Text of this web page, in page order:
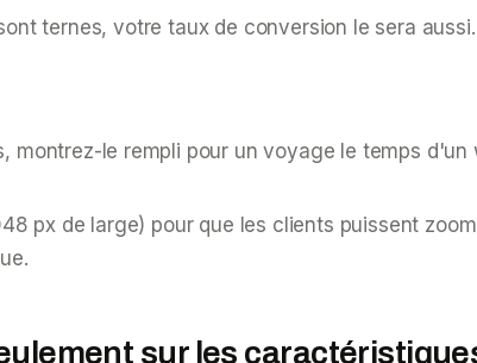
ternes, votre taux de conversion le sera aussi.
montrez-le rempli pour un voyage le temps d'un
px de large) pour que les clients puissent
sur les